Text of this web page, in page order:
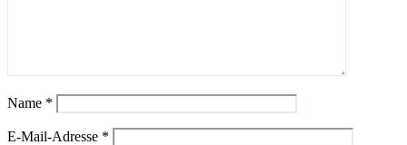
Name *
E-Mail-Adresse *